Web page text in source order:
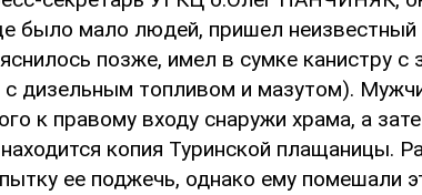
было мало людей, пришел
позже, имел в сумке канистру с
дизельным топливом и мазутом).
к правому входу снаружи храма, а
копия Туринской плащаницы.
ее поджечь, однако ему помешали